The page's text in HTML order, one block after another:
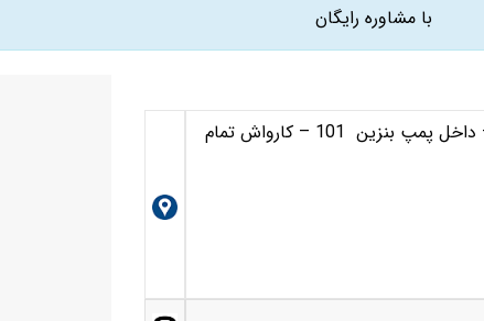
با مشاوره رایگان
مشهد-بلوار جمهوری اسلامی – نبش جمهوری اسلامی 13 – داخل پمپ بنزین 101 – کارواش تمام